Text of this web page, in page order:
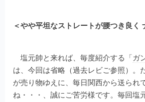
＜やや平坦なストレートが腰つき良く
塩元帥と来れば、毎度紹介する「ガ
は、今回は省略（過去レビご参照）。
が売り物ゆえに、毎日関西から送られ
ね・・・、誠にご苦労様です。毎回塩